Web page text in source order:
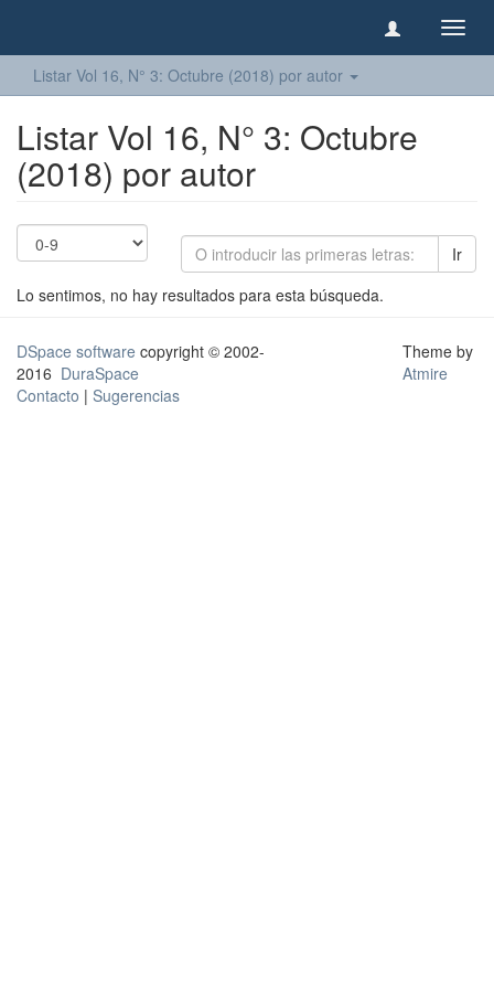
Listar Vol 16, N° 3: Octubre (2018) por autor
Listar Vol 16, N° 3: Octubre
(2018) por autor
Ir
Lo sentimos, no hay resultados para esta búsqueda.
DSpace software copyright © 2002-
2016 DuraSpace
Contacto | Sugerencias
Theme by
Atmire